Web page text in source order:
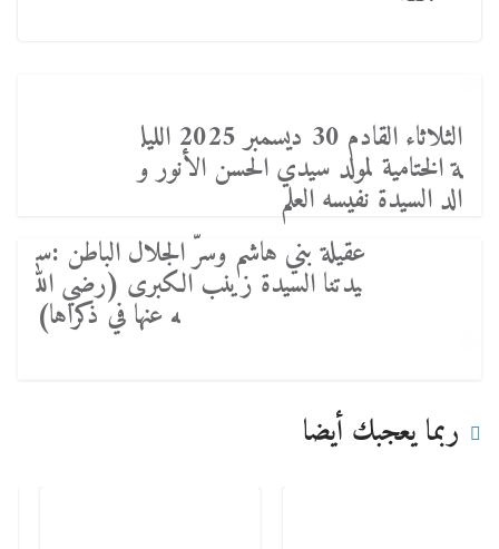
الثلاثاء القادم 30 ديسمبر 2025 الليل
ة الختامية لمولد سيدي الحسن الأنور و
الد السيدة نفيسه العلم
عقيلة بني هاشم وسرّ الجلال الباطن :س
يدتنا السيدة زينب الكبرى (رضي الل
ه عنها في ذكراها)
ربما يعجبك أيضا